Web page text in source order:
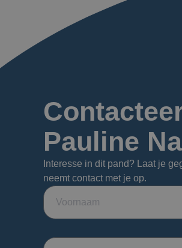
Pauline
Interesse in dit pand? Laat je
neemt contact met je op.